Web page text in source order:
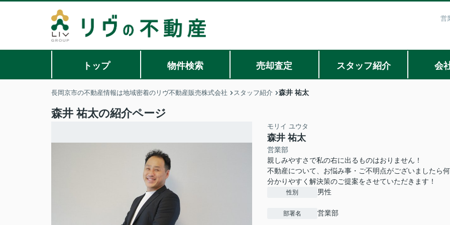
営
トップ 物件検索 売却査定 スタッフ紹介 会
長岡京市の不動産情報は地域密着のリヴ不動産販売株式会社 スタッフ紹介 森井 祐太
森井 祐太の紹介ページ
モリイ ユウタ
森井 祐太
営業部
親しみやすさで私の右に出るものはおりません！
不動産について、お悩み事・ご不明点がございましたら
分かりやすく解決策のご提案をさせていただきます！
性別 男性
部署名 営業部